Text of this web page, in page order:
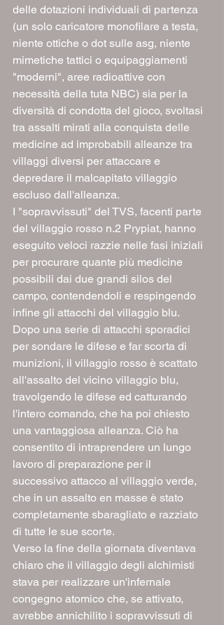
delle dotazioni individuali di partenza
(un solo caricatore monofilare a testa,
niente ottiche o dot sulle asg, niente
mimetiche tattici o equipaggiamenti
"moderni", aree radioattive con
necessità della tuta NBC) sia per la
diversità di condotta del gioco, svoltasi
tra assalti mirati alla conquista delle
medicine ad improbabili alleanze tra
villaggi diversi per attaccare e
depredare il malcapitato villaggio
escluso dall'alleanza.
I "sopravvissuti" del TVS, facenti parte
del villaggio rosso n.2 Prypiat, hanno
eseguito veloci razzie nelle fasi iniziali
per procurare quante più medicine
possibili dai due grandi silos del
campo, contendendoli e respingendo
infine gli attacchi del villaggio blu.
Dopo una serie di attacchi sporadici
per sondare le difese e far scorta di
munizioni, il villaggio rosso è scattato
all'assalto del vicino villaggio blu,
travolgendo le difese ed catturando
l'intero comando, che ha poi chiesto
una vantaggiosa alleanza. Ciò ha
consentito di intraprendere un lungo
lavoro di preparazione per il
successivo attacco al villaggio verde,
che in un assalto en masse è stato
completamente sbaragliato e razziato
di tutte le sue scorte.
Verso la fine della giornata diventava
chiaro che il villaggio degli alchimisti
stava per realizzare un'infernale
congegno atomico che, se attivato,
avrebbe annichilito i sopravvissuti di